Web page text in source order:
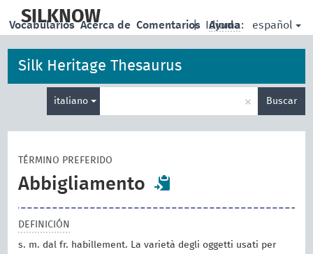
main
SILKNOW | Idioma: español
Vocabularios Acerca de Comentarios Ayuda
Silk Heritage Thesaurus
italiano × Buscar
TÉRMINO PREFERIDO
Abbigliamento
DEFINICIÓN
s. m. dal fr. habillement. La varietà degli oggetti usati per